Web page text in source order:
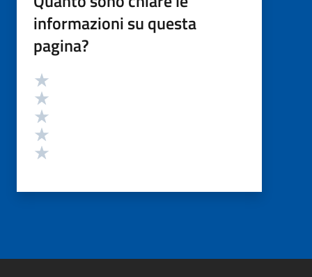
informazioni su questa
pagina?
Valutazione